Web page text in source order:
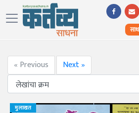
« Previous Next »
मुलाखत